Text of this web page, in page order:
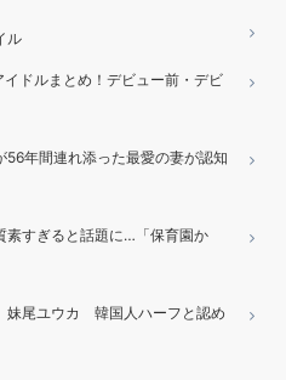
ル
ドルまとめ！デビュー前・デビ
年間連れ添った最愛の妻が認知
素すぎると話題に…「保育園か
尾ユウカ 韓国人ハーフと認め